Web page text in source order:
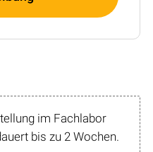
im Fachlabor
bis zu 2 Wochen.